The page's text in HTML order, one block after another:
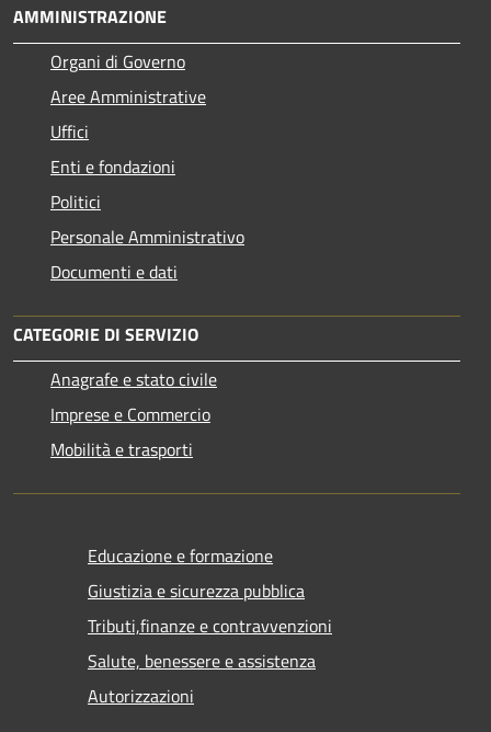
AMMINISTRAZIONE
Organi di Governo
Aree Amministrative
Uffici
Enti e fondazioni
Politici
Personale Amministrativo
Documenti e dati
CATEGORIE DI SERVIZIO
Anagrafe e stato civile
Imprese e Commercio
Mobilità e trasporti
Educazione e formazione
Giustizia e sicurezza pubblica
Tributi,finanze e contravvenzioni
Salute, benessere e assistenza
Autorizzazioni